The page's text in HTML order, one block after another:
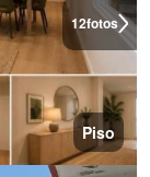
12fotos
Piso